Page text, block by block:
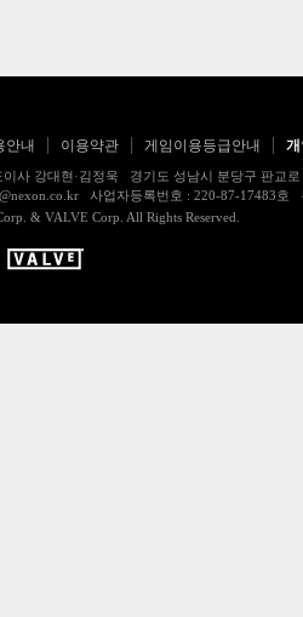
안내 이용약관 게임이용등급안내
이사 강대현·김정욱 경기도 성남시 분당구 판교
사업자등록번호 : 220-87-17483
& VALVE Corp. All Rights Reserved.